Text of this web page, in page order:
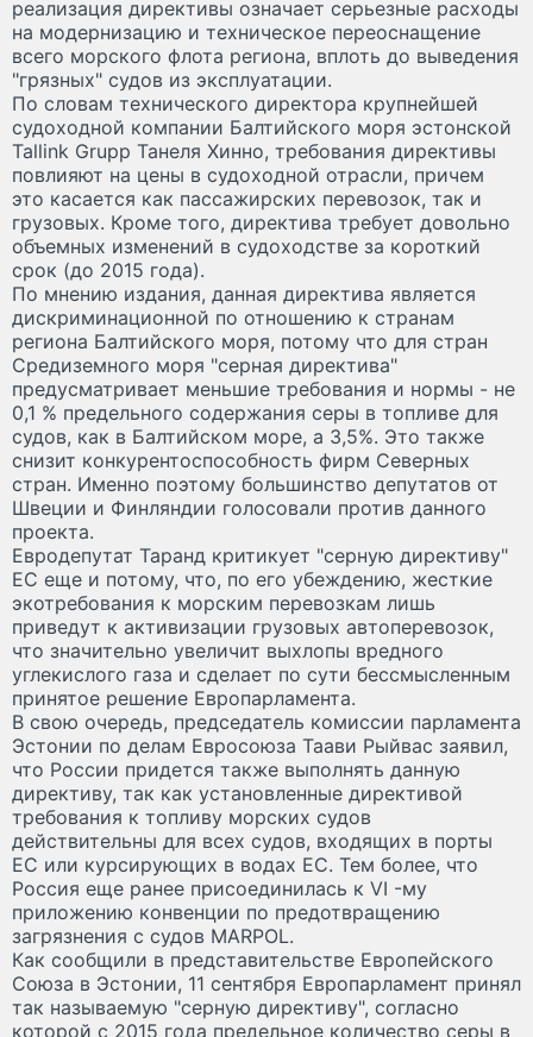
реализация директивы означает серьезные расходы
на модернизацию и техническое переоснащение
всего морского флота региона, вплоть до выведения
"грязных" судов из эксплуатации.
По словам технического директора крупнейшей
судоходной компании Балтийского моря эстонской
Tallink Grupp Танеля Хинно, требования директивы
повлияют на цены в судоходной отрасли, причем
это касается как пассажирских перевозок, так и
грузовых. Кроме того, директива требует довольно
объемных изменений в судоходстве за короткий
срок (до 2015 года).
По мнению издания, данная директива является
дискриминационной по отношению к странам
региона Балтийского моря, потому что для стран
Средиземного моря "серная директива"
предусматривает меньшие требования и нормы - не
0,1 % предельного содержания серы в топливе для
судов, как в Балтийском море, а 3,5%. Это также
снизит конкурентоспособность фирм Северных
стран. Именно поэтому большинство депутатов от
Швеции и Финляндии голосовали против данного
проекта.
Евродепутат Таранд критикует "серную директиву"
ЕС еще и потому, что, по его убеждению, жесткие
экотребования к морским перевозкам лишь
приведут к активизации грузовых автоперевозок,
что значительно увеличит выхлопы вредного
углекислого газа и сделает по сути бессмысленным
принятое решение Европарламента.
В свою очередь, председатель комиссии парламента
Эстонии по делам Евросоюза Таави Рыйвас заявил,
что России придется также выполнять данную
директиву, так как установленные директивой
требования к топливу морских судов
действительны для всех судов, входящих в порты
ЕС или курсирующих в водах ЕС. Тем более, что
Россия еще ранее присоединилась к VI -му
приложению конвенции по предотвращению
загрязнения с судов MARPOL.
Как сообщили в представительстве Европейского
Союза в Эстонии, 11 сентября Европарламент принял
так называемую "серную директиву", согласно
которой с 2015 года предельное количество серы в